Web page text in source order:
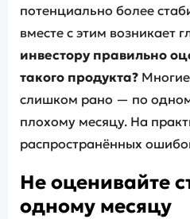
потенциально более
вместе с этим возникает
инвестору правильно
такого продукта?
слишком рано — по
плохому месяцу. На
распространённых
Не оценивайте
одному месяцу